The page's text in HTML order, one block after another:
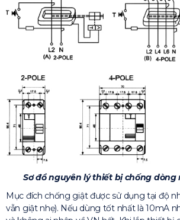
Sơ đồ nguyên lý thiết bị chống dòng
Mục đích chống giật được sử dụng tại độ
vẫn giật nhẹ). Nếu dùng tốt nhất là 10mA